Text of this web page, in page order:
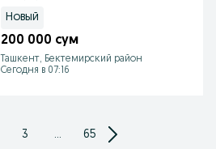
Новый
200 000 сум
Ташкент, Бектемирский район
Сегодня в 07:16
3 ... 65